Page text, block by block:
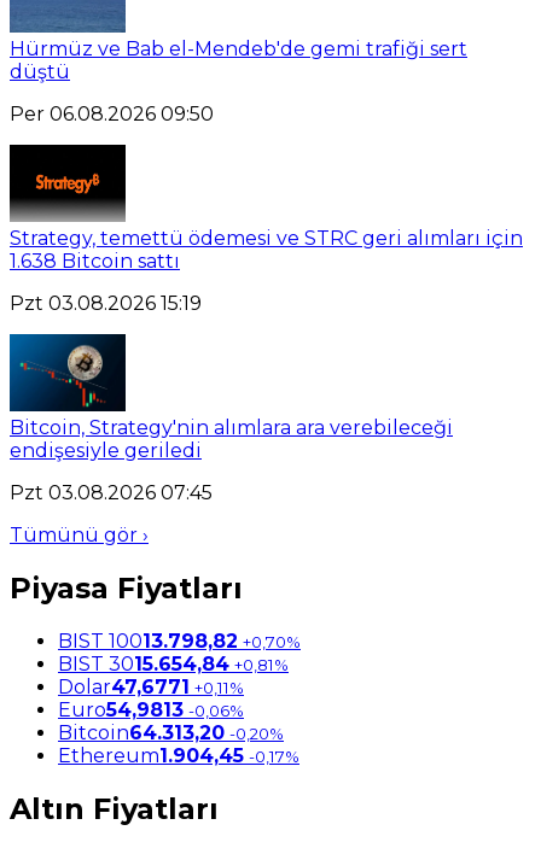
Hürmüz ve Bab el-Mendeb'de gemi trafiği sert
düştü
Per 06.08.2026 09:50
Strategy, temettü ödemesi ve STRC geri alımları için
1.638 Bitcoin sattı
Pzt 03.08.2026 15:19
Bitcoin, Strategy'nin alımlara ara verebileceği
endişesiyle geriledi
Pzt 03.08.2026 07:45
Tümünü gör ›
Piyasa Fiyatları
BIST 10013.798,82 +0,70%
BIST 3015.654,84 +0,81%
Dolar47,6771 +0,11%
Euro54,9813 -0,06%
Bitcoin64.313,20 -0,20%
Ethereum1.904,45 -0,17%
Altın Fiyatları